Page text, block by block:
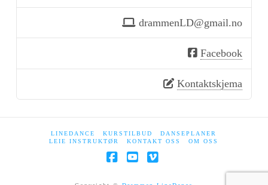
drammenLD@gmail.no
Facebook
Kontaktskjema
LINEDANCE KURSTILBUD
DANSEPLANER
LEIE INSTRUKTØR
KONTAKT OSS OM OSS